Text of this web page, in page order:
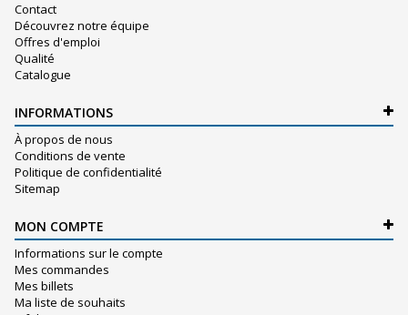
Contact
Découvrez notre équipe
Offres d'emploi
Qualité
Catalogue
INFORMATIONS
À propos de nous
Conditions de vente
Politique de confidentialité
Sitemap
MON COMPTE
Informations sur le compte
Mes commandes
Mes billets
Ma liste de souhaits